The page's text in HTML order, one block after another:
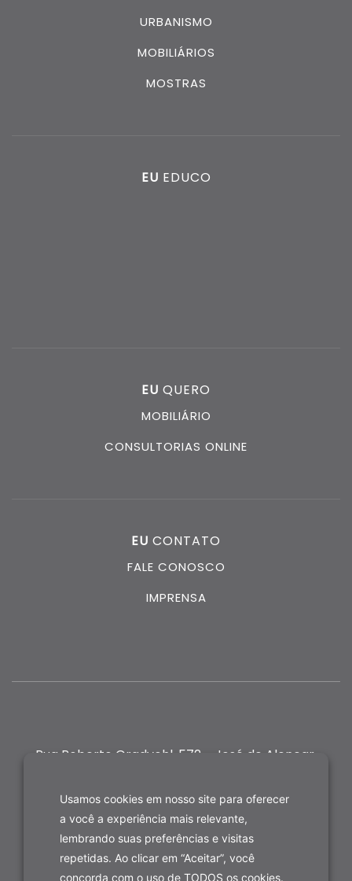
URBANISMO
MOBILIÁRIOS
MOSTRAS
EU EDUCO
EU QUERO
MOBILIÁRIO
CONSULTORIAS ONLINE
EU CONTATO
FALE CONOSCO
IMPRENSA
Rua Roberto Gradvohl, 572 - José de Alencar,
Usamos cookies em nosso site para oferecer
a você a experiência mais relevante,
lembrando suas preferências e visitas
repetidas. Ao clicar em “Aceitar”, você
concorda com o uso de TODOS os cookies.